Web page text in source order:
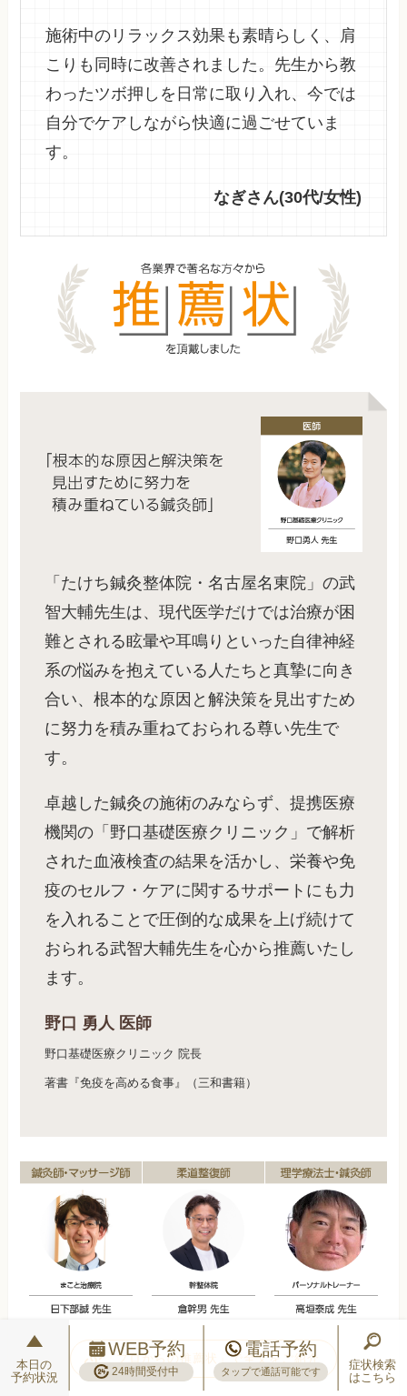
施術中のリラックス効果も素晴らしく、肩
こりも同時に改善されました。先生から教
わったツボ押しを日常に取り入れ、今では
自分でケアしながら快適に過ごせていま
す。
なぎさん(30代/女性)
「たけち鍼灸整体院・名古屋名東院」の武
智大輔先生は、現代医学だけでは治療が困
難とされる眩暈や耳鳴りといった自律神経
系の悩みを抱えている人たちと真摯に向き
合い、根本的な原因と解決策を見出すため
に努力を積み重ねておられる尊い先生で
す。
卓越した鍼灸の施術のみならず、提携医療
機関の「野口基礎医療クリニック」で解析
された血液検査の結果を活かし、栄養や免
疫のセルフ・ケアに関するサポートにも力
を入れることで圧倒的な成果を上げ続けて
おられる武智大輔先生を心から推薦いたし
ます。
野口 勇人 医師
野口基礎医療クリニック 院長
著書『免疫を高める食事』（三和書籍）
「プロからの推薦状」で全文をご紹介
本日の
予約状況
WEB予約
24時間受付中
電話予約
タップで通話可能です
症状検索
はこちら